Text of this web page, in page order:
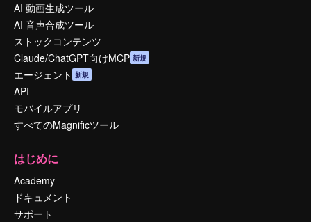
AI 動画生成ツール
AI 音声合成ツール
ストックコンテンツ
Claude/ChatGPT向けMCP 新規
エージェント 新規
API
モバイルアプリ
すべてのMagnificツール
はじめに
Academy
ドキュメント
サポート